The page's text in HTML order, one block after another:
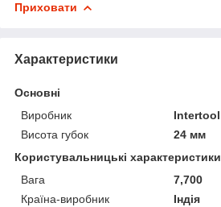
Приховати
Характеристики
Основні
Виробник
Intertool
Висота губок
24 мм
Користувальницькі характеристики
Вага
7,700
Країна-виробник
Індія